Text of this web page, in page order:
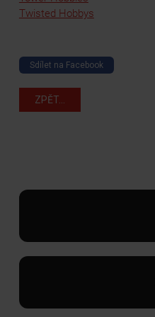
Twisted Hobbys
Sdílet na Facebook
ZPĚT...